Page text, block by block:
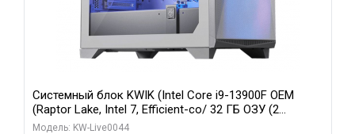
Системный блок KWIK (Intel Core i9-13900F OEM
(Raptor Lake, Intel 7, Efficient-co/ 32 ГБ ОЗУ (2
модуля)/ Gigabyte RTX5070Ti AERO OC 16GB GDDR7
Модель: KW-Live0044